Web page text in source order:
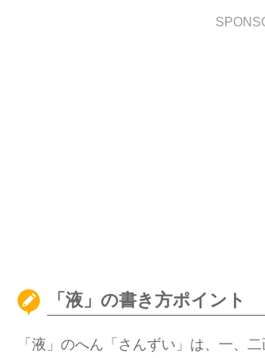
「液」の書き方ポイント
「液」のへん「さんずい」は、一、